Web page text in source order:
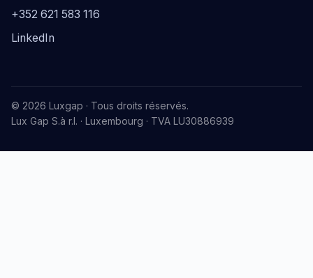
+352 621 583 116
LinkedIn
© 2026 Luxgap · Tous droits réservés.
Lux Gap S.à r.l. · Luxembourg · TVA LU30886939